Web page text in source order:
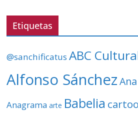
í
e
Etiquetas
@sanchificatus ABC
Alfonso Sánchez
Anagrama arte Babelia